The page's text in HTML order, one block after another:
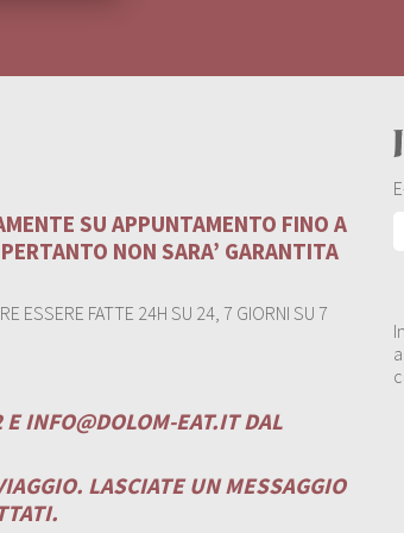
SU APPUNTAMENTO FINO A
NON SARA’ GARANTITA
ESSERE FATTE 24H SU 24, 7 GIORNI SU 7
EINFO@DOLOM-EAT.ITDAL
LASCIATE UN MESSAGGIO